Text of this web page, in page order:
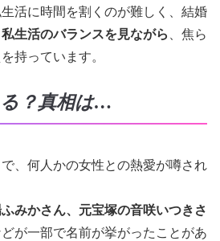
活に時間を割くのが難しく、結婚
生活のバランスを見ながら
、焦ら
持っています。
？真相は…
、何人かの女性との熱愛が噂され
みかさん、元宝塚の音咲いつきさ
どが一部で名前が挙がったことがあ